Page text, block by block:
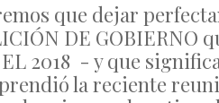
que dejar
DE GOBIERNO
EL 2018 - y que
la reciente